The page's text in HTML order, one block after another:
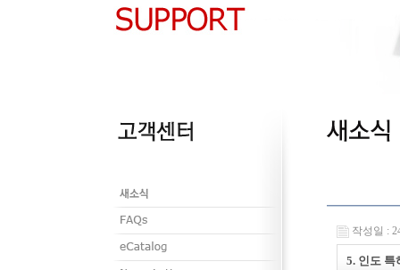
작성일 :
5. 인도 특